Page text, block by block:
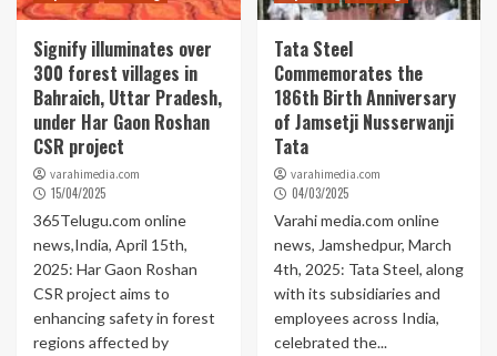
Signify illuminates over
300 forest villages in
Bahraich, Uttar Pradesh,
under Har Gaon Roshan
CSR project
varahimedia.com
15/04/2025
365Telugu.com online
news,India, April 15th,
2025: Har Gaon Roshan
CSR project aims to
enhancing safety in forest
regions affected by
Tata Steel
Commemorates the
186th Birth Anniversary
of Jamsetji Nusserwanji
Tata
varahimedia.com
04/03/2025
Varahi media.com online
news, Jamshedpur, March
4th, 2025: Tata Steel, along
with its subsidiaries and
employees across India,
celebrated the...